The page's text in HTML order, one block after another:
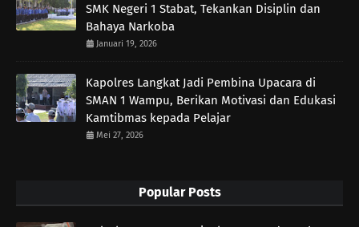
SMK Negeri 1 Stabat, Tekankan Disiplin dan
Bahaya Narkoba
Januari 19, 2026
Kapolres Langkat Jadi Pembina Upacara di
SMAN 1 Wampu, Berikan Motivasi dan Edukasi
Kamtibmas kepada Pelajar
Mei 27, 2026
Popular Posts